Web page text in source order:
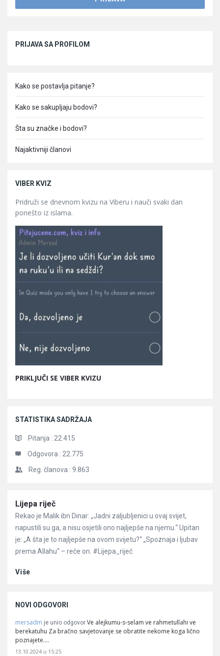
PRIJAVA SA PROFILOM
Kako se postavlja pitanje?
Kako se sakupljaju bodovi?
Šta su značke i bodovi?
Najaktivniji članovi
VIBER KVIZ
Pridruži se dnevnom kvizu na Viberu i nauči svaki dan
ponešto iz islama.
PRIKLJUČI SE VIBER KVIZU
STATISTIKA SADRŽAJA
Pitanja : 22.415
Odgovora : 22.775
Reg. članova : 9.863
Članci
Lijepa riječ
Rekao je Malik ibn Dinar: „Jadni zaljubljenici u ovaj svijet,
napustili su ga, a nisu osjetili ono najljepše na njemu.“ Upitan
je: „A šta je to najljepše na ovom svijetu?“ „Spoznaja i ljubav
prema Allahu“ – reče on. #Lijepa_riječ
Više
NOVI ODGOVORI
mersadm je unio odgovor Ve alejkumu-s-selam ve rahmetullahi ve
berekatuhu Za bračno savjetovanje se obratite nekome koga lično
poznajete.…
13.10.2024 u 15:25